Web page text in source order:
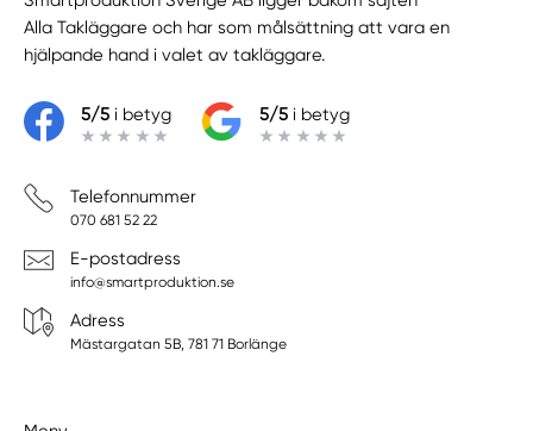
Alla Takläggare och har som målsättning att vara en
hjälpande hand i valet av takläggare.
5/5i betyg 5/5i betyg
Telefonnummer
070 681 52 22
E-postadress
info@smartproduktion.se
Adress
Mästargatan 5B, 781 71 Borlänge